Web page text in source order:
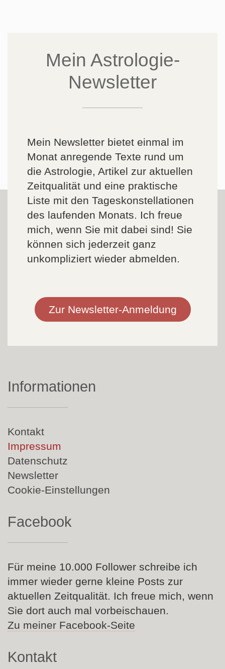
Mein Astrologie-
Newsletter
Mein Newsletter bietet einmal im
Monat anregende Texte rund um
die Astrologie, Artikel zur aktuellen
Zeitqualität und eine praktische
Liste mit den Tageskonstellationen
des laufenden Monats. Ich freue
mich, wenn Sie mit dabei sind! Sie
können sich jederzeit ganz
unkompliziert wieder abmelden.
Zur Newsletter-Anmeldung
Informationen
Navigation
überspringen
Kontakt
Impressum
Datenschutz
Newsletter
Cookie-Einstellungen
Facebook
Für meine 10.000 Follower schreibe ich
immer wieder gerne kleine Posts zur
aktuellen Zeitqualität. Ich freue mich, wenn
Sie dort auch mal vorbeischauen.
Zu meiner Facebook-Seite
Kontakt